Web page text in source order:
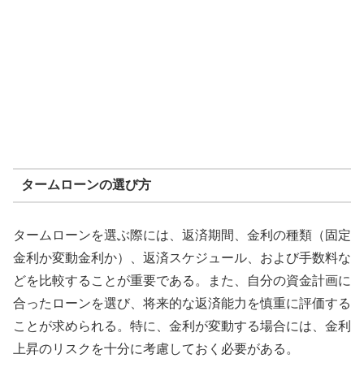
タームローンの選び方
タームローンを選ぶ際には、返済期間、金利の種類（固定
金利か変動金利か）、返済スケジュール、および手数料な
どを比較することが重要である。また、自分の資金計画に
合ったローンを選び、将来的な返済能力を慎重に評価する
ことが求められる。特に、金利が変動する場合には、金利
上昇のリスクを十分に考慮しておく必要がある。